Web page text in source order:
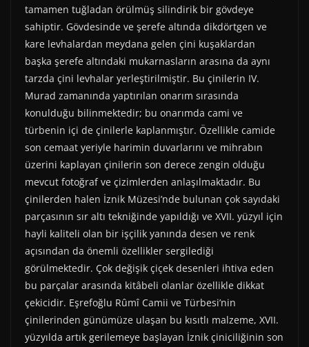
tamamen tuğladan örülmüş silindirik bir gövdeye
sahiptir. Gövdesinde ve şerefe altında dikdörtgen ve
kare levhalardan meydana gelen çini kuşaklardan
başka şerefe altındaki mukarnasların arasına da aynı
tarzda çini levhalar yerleştirilmiştir. Bu çinilerin IV.
Murad zamanında yaptırılan onarım sırasında
konulduğu bilinmektedir; bu onarımda cami ve
türbenin içi de çinilerle kaplanmıştır. Özellikle camide
son cemaat yeriyle harimin duvarlarını ve mihrabın
üzerini kaplayan çinilerin son derece zengin olduğu
mevcut fotoğraf ve çizimlerden anlaşılmaktadır. Bu
çinilerden halen İznik Müzesi’nde bulunan çok sayıdaki
parçasının sır altı tekniğinde yapıldığı ve XVII. yüzyıl için
hayli kaliteli olan bir işçilik yanında desen ve renk
açısından da önemli özellikler sergilediği
görülmektedir. Çok değişik çiçek desenleri ihtiva eden
bu parçalar arasında kitâbeli olanlar özellikle dikkat
çekicidir. Eşrefoğlu Rûmî Camii ve Türbesi’nin
çinilerinden günümüze ulaşan bu kısıtlı malzeme, XVII.
yüzyılda artık gerilemeye başlayan İznik çiniciliğinin son